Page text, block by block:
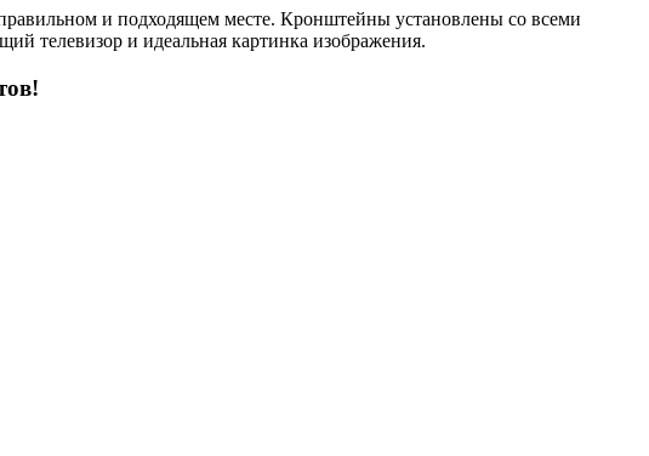
и подходящем месте. Кронштейны установлены со всеми
телевизор и идеальная картинка изображения.